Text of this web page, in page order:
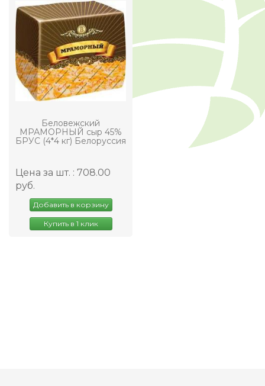
Беловежский
МРАМОРНЫЙ сыр 45%
БРУС (4*4 кг) Белоруссия
Цена за шт. : 708.00
руб.
Добавить в корзину
Купить в 1 клик